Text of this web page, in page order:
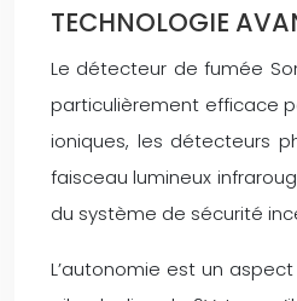
TECHNOLOGIE
Le détecteur de fumée
particulièrement efficace
ioniques, les détecteurs
faisceau lumineux
du système de sécurité
L’autonomie est un